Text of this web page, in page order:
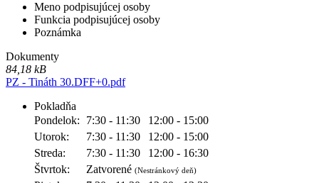
Meno podpisujúcej osoby
Funkcia podpisujúcej osoby
Poznámka
Dokumenty
84,18 kB
PZ - Tináth 30.DFF+0.pdf
Pokladňa
Pondelok:
7:30 - 11:30
12:00 - 15:00
Utorok:
7:30 - 11:30
12:00 - 15:00
Streda:
7:30 - 11:30
12:00 - 16:30
Štvrtok:
Zatvorené (Nestránkový deň)